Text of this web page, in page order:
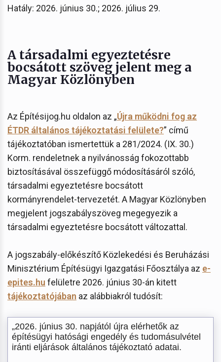
Hatály: 2026. június 30.; 2026. július 29.
A társadalmi egyeztetésre
bocsátott szöveg jelent meg a
Magyar Közlönyben
Az Építésijog.hu oldalon az „Újra működni fog az
ÉTDR általános tájékoztatási felülete?” című
tájékoztatóban ismertettük a 281/2024. (IX. 30.)
Korm. rendeletnek a nyilvánosság fokozottabb
biztosításával összefüggő módosításáról szóló,
társadalmi egyeztetésre bocsátott
kormányrendelet-tervezetét. A Magyar Közlönyben
megjelent jogszabályszöveg megegyezik a
társadalmi egyeztetésre bocsátott változattal.
A jogszabály-előkészítő Közlekedési és Beruházási
Minisztérium Építésügyi Igazgatási Főosztálya az e-
epites.hu felületre 2026. június 30-án kitett
tájékoztatójában az alábbiakról tudósít:
„2026. június 30. napjától újra elérhetők az
építésügyi hatósági engedély és tudomásulvétel
iránti eljárások általános tájékoztató adatai.